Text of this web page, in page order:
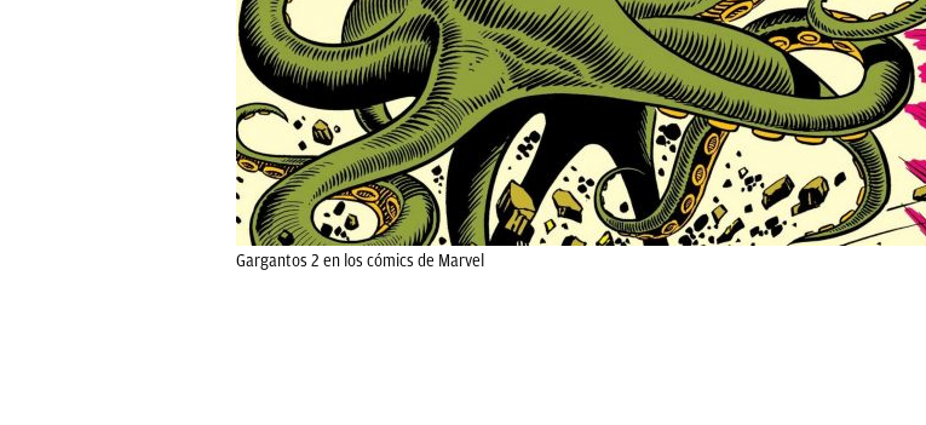
Gargantos 2 en los cómics de Marvel